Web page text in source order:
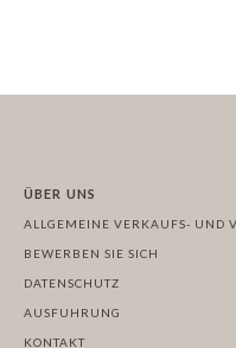
ÜBER UNS
ALLGEMEINE VERKAUFS- UND
BEWERBEN SIE SICH
DATENSCHUTZ
AUSFUHRUNG
KONTAKT